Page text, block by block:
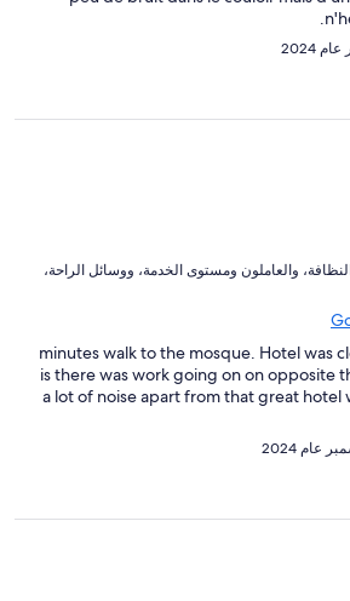
عناصر نالت الإعجاب: ⁦النظافة⁩، و⁦العاملون ومستوى الخدمة⁩، و⁦وسائل الراحة⁩،
3 minutes walk to the mosque. Hotel was
is there was work going on on opposite
a lot of noise apart from that great